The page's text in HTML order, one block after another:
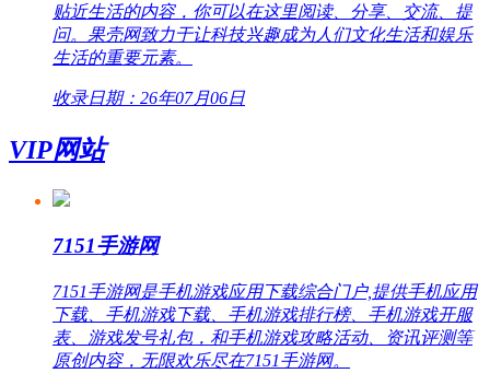
贴近生活的内容，你可以在这里阅读、分享、交流、提
问。果壳网致力于让科技兴趣成为人们文化生活和娱乐
生活的重要元素。
收录日期：26年07月06日
VIP网站
7151手游网
7151手游网是手机游戏应用下载综合门户,提供手机应用
下载、手机游戏下载、手机游戏排行榜、手机游戏开服
表、游戏发号礼包，和手机游戏攻略活动、资讯评测等
原创内容，无限欢乐尽在7151手游网。